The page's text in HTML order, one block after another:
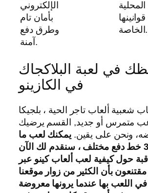
الإلكتروني
بأمان تام
وطرق دفع
آمنة.
المحلية
الخاصة.
في لعبة البلاكجاك
في الكازينو
شعبية ألعاب تاجر الحية ، بلجيكا
متمرس أو جديد, القسم يرضيك
ونحن على يقين.يمكنك لعب ما
يصل إلى 30 خط دفع مختلف ، سنقدم لك الآن
حول كيفية لعب ألعاب كينو عبر
مقتنعون بأن الكثير من زوار موقعنا
اللعب بها عندما يرونها معروضة